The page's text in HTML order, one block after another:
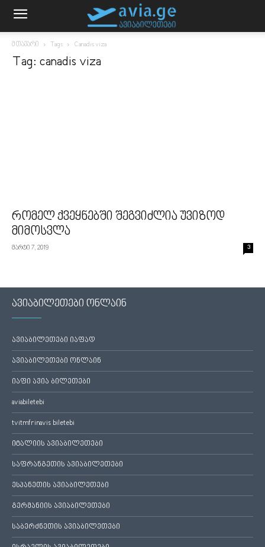
მთავარი Tags Canadis viza
Tag: canadis viza
რომელ ქვეყნებში შეგვიძლია უვიზოდ
მიმოსვლა
მარტი 7, 2019 3
ავიაბილეთები ონლაინ
ავიაბილეთები იაფად
ავიაბილეთები ონლაინ
იაფი ავია ბილეთები
aviabiletebi
tvitmfrinavis biletebi
იტალიის ავიაბილეთები
საფრანგეთის ავიაბილეთები
ესპანეთის ავიაბილეთები
გერმანიის ავიაბილეთები
საბერძნეთის ავიაბილეთები